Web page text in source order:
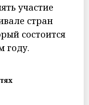
участие
стран
состоится
году.